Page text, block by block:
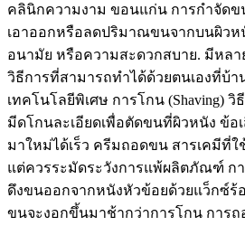
คลินิกความงาม ขอนแก่น การกำจัดข
เอาออกหรือลดปริมาณขนจากบนผิวห
อนามัย หรือความสะดวกสบาย. มีหล
วิธีการที่สามารถทำได้ด้วยตนเองที่บ้า
เทคโนโลยีพิเศษ การโกน (Shaving) วิ
มีดโกนละเอียดเพื่อตัดขนที่ผิวหนัง ข้
มาใหม่ได้เร็ว ครีมถอดขน สารเคมีที่ใ
แต่ควรระมัดระวังการแพ้ผลิตภัณฑ์ กา
ดึงขนออกจากหนังหัวข้อยด้วยแว็กซ์ร้
ขนจะงอกขึ้นมาช้ากว่าการโกน การถ